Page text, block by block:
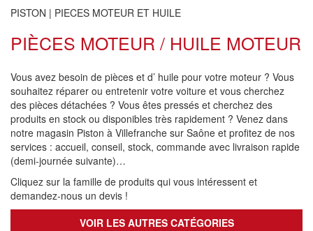
PISTON | PIECES MOTEUR ET HUILE
PIÈCES MOTEUR / HUILE MOTEUR
Vous avez besoin de pièces et d’ huile pour votre moteur ? Vous
souhaitez réparer ou entretenir votre voiture et vous cherchez
des pièces détachées ? Vous êtes pressés et cherchez des
produits en stock ou disponibles très rapidement ? Venez dans
notre magasin Piston à Villefranche sur Saône et profitez de nos
services : accueil, conseil, stock, commande avec livraison rapide
(demi-journée suivante)…
Cliquez sur la famille de produits qui vous intéressent et
demandez-nous un devis !
VOIR LES AUTRES CATÉGORIES